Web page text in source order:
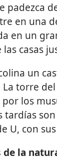
padezca
en una
en un
las casas
un
La torre
los
tardías
U, con
la